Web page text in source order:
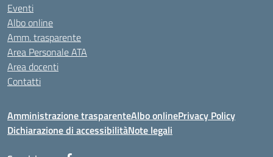
Eventi
Albo online
Amm. trasparente
Area Personale ATA
Area docenti
Contatti
Amministrazione trasparenteAlbo onlinePrivacy Policy
Dichiarazione di accessibilitàNote legali